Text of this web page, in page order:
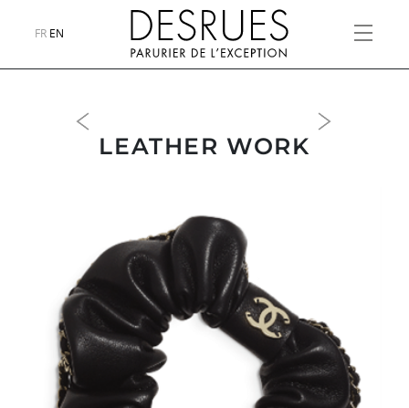
FR EN
Previous
LEATHER WORK
Next